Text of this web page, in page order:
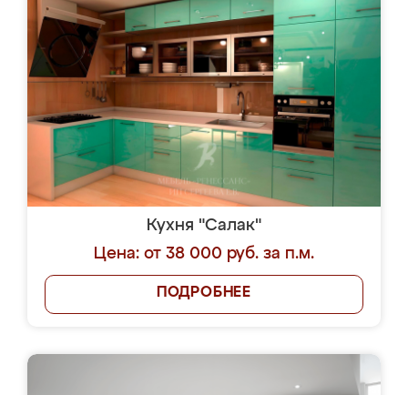
Кухня "Салак"
Цена: от 38 000 руб. за п.м.
ПОДРОБНЕЕ